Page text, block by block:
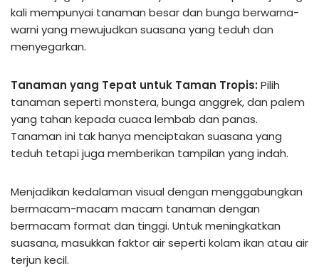
kali mempunyai tanaman besar dan bunga berwarna-
warni yang mewujudkan suasana yang teduh dan
menyegarkan.
Tanaman yang Tepat untuk Taman Tropis: Pilih
tanaman seperti monstera, bunga anggrek, dan palem
yang tahan kepada cuaca lembab dan panas.
Tanaman ini tak hanya menciptakan suasana yang
teduh tetapi juga memberikan tampilan yang indah.
Menjadikan kedalaman visual dengan menggabungkan
bermacam-macam macam tanaman dengan
bermacam format dan tinggi. Untuk meningkatkan
suasana, masukkan faktor air seperti kolam ikan atau air
terjun kecil.